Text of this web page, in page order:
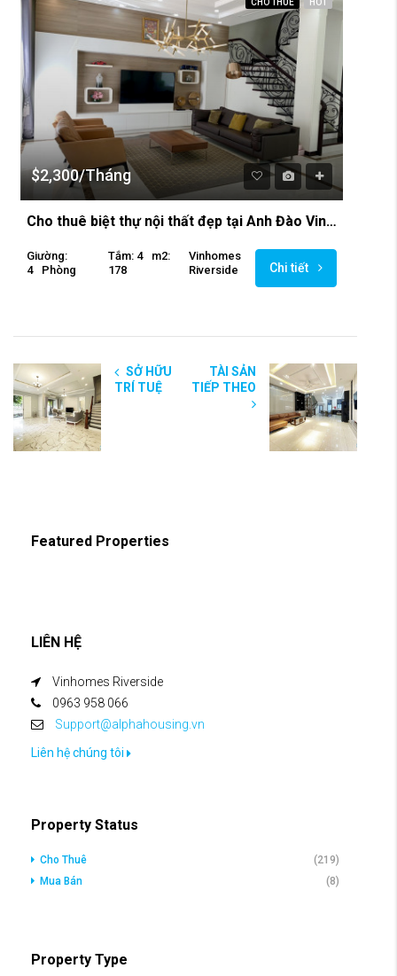
$2,300/Tháng
Cho thuê biệt thự nội thất đẹp tại Anh Đào Vinhomes Riverside
Giường:
4
Phòng
Tắm: 4
M2:
178
Vinhomes
Riverside
Chi tiết
SỞ HỮU
TRÍ TUỆ
TÀI SẢN
TIẾP THEO
Featured Properties
LIÊN HỆ
Vinhomes Riverside
0963 958 066
Support@alphahousing.vn
Liên hệ chúng tôi
Property Status
Cho Thuê
(219)
Mua Bán
(8)
Property Type